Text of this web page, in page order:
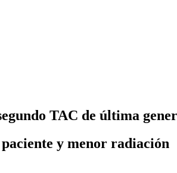
TAC de última
y menor radiación